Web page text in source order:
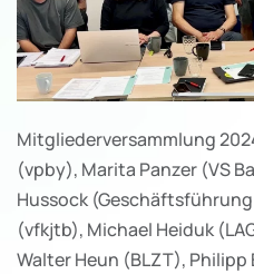
Mitgliederversammlung
(vpby), Marita Panzer (VS
Hussock
(vfkjtb), Michael Heiduk
Walter Heun (BLZT), Philipp